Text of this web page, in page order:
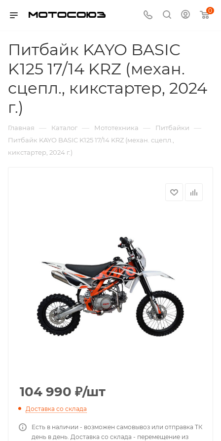
0
Питбайк KAYO BASIC
K125 17/14 KRZ (механ.
сцепл., кикстартер, 2024
г.)
Главная — Каталог — Мототехника — Питбайки —
Питбайк KAYO BASIC K125 17/14 KRZ (механ. сцепл.,
кикстартер, 2024 г.)
104 990 ₽/шт
Доставка со склада
Есть в наличии - возможен самовывоз или отправка ТК
день в день. Доставка со склада - перемещение из